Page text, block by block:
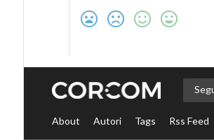
About Autori Tags Rss Feed